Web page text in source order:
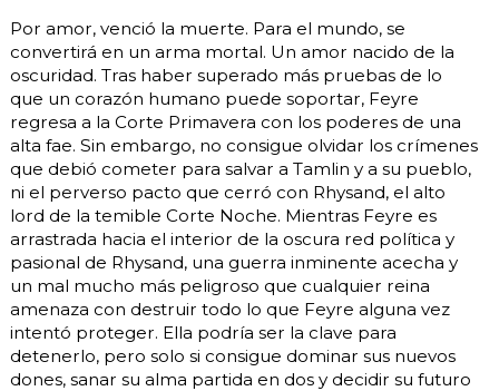
Por amor, venció la muerte. Para el mundo, se
convertirá en un arma mortal. Un amor nacido de la
oscuridad. Tras haber superado más pruebas de lo
que un corazón humano puede soportar, Feyre
regresa a la Corte Primavera con los poderes de una
alta fae. Sin embargo, no consigue olvidar los crímenes
que debió cometer para salvar a Tamlin y a su pueblo,
ni el perverso pacto que cerró con Rhysand, el alto
lord de la temible Corte Noche. Mientras Feyre es
arrastrada hacia el interior de la oscura red política y
pasional de Rhysand, una guerra inminente acecha y
un mal mucho más peligroso que cualquier reina
amenaza con destruir todo lo que Feyre alguna vez
intentó proteger. Ella podría ser la clave para
detenerlo, pero solo si consigue dominar sus nuevos
dones, sanar su alma partida en dos y decidir su futuro